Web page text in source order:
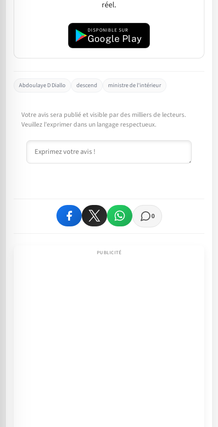
réel.
DISPONIBLE SUR
Google Play
Abdoulaye D Diallo descend ministre de l'intérieur
Votre avis sera publié et visible par des milliers de lecteurs.
Veuillez l'exprimer dans un langage respectueux.
Commentaire
0